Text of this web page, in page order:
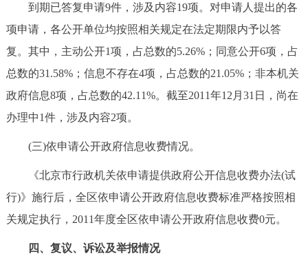
到期已答复申请9件，涉及内容19项。对申请人提出的各
项申请，各公开单位均按照相关规定在法定期限内予以答
复。其中，主动公开1项，占总数的5.26%；同意公开6项，占
总数的31.58%；信息不存在4项，占总数的21.05%；非本机关
政府信息8项，占总数的42.11%。截至2011年12月31日，尚在
办理中1件，涉及内容2项。
(三)依申请公开政府信息收费情况。
《北京市行政机关依申请提供政府公开信息收费办法(试
行)》施行后，全区依申请公开政府信息收费标准严格按照相
关规定执行，2011年度全区依申请公开政府信息收费0元。
四、复议、诉讼及举报情况